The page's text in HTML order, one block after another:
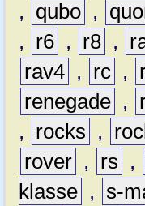
,
qubo ,
,
r6 , r8 ,
rav4 , rc ,
renegade ,
,
rocks ,
rover , rs ,
klasse , s-